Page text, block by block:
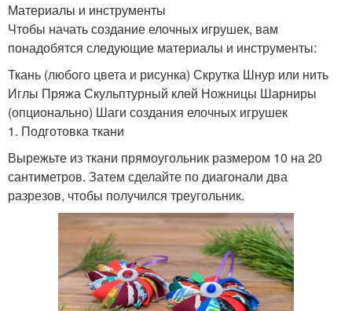
Материалы и инструменты
Чтобы начать создание елочных игрушек, вам
понадобятся следующие материалы и инструменты:
Ткань (любого цвета и рисунка) Скрутка Шнур или нить
Иглы Пряжа Скульптурный клей Ножницы Шарниры
(опционально) Шаги создания елочных игрушек
1. Подготовка ткани
Вырежьте из ткани прямоугольник размером 10 на 20
сантиметров. Затем сделайте по диагонали два
разрезов, чтобы получился треугольник.